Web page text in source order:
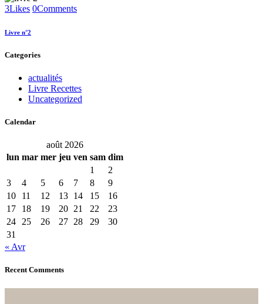
3Likes 0Comments
Livre n°2
Categories
actualités
Livre Recettes
Uncategorized
Calendar
août 2026
lun mar mer jeu ven sam dim
1
2
3
4 5 6 7 8
9
10
11 12 13 14 15
16
17
18 19 20 21 22
23
24
25 26 27 28 29
30
31
« Avr
Recent Comments